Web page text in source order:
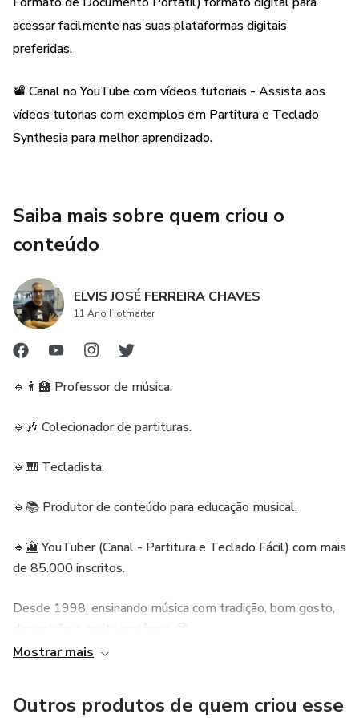
acessar facilmente nas suas plataformas digitais
preferidas.
📽️ Canal no YouTube com vídeos tutoriais - Assista aos
vídeos tutorias com exemplos em Partitura e Teclado
Synthesia para melhor aprendizado.
Saiba mais sobre quem criou o
conteúdo
ELVIS JOSÉ FERREIRA CHAVES
11 Ano Hotmarter
🔹👨‍🏫 Professor de música.
🔹🎶 Colecionador de partituras.
🔹🎹 Tecladista.
🔹📚 Produtor de conteúdo para educação musical.
🔹🎦 YouTuber (Canal - Partitura e Teclado Fácil) com mais
de 85.000 inscritos.
Desde 1998, ensinando música com tradição, bom gosto,
disposição e muita paciência. 😉
Aos 13 anos deu início à sua formação musical, tornando-
Mostrar mais
Outros produtos de quem criou esse